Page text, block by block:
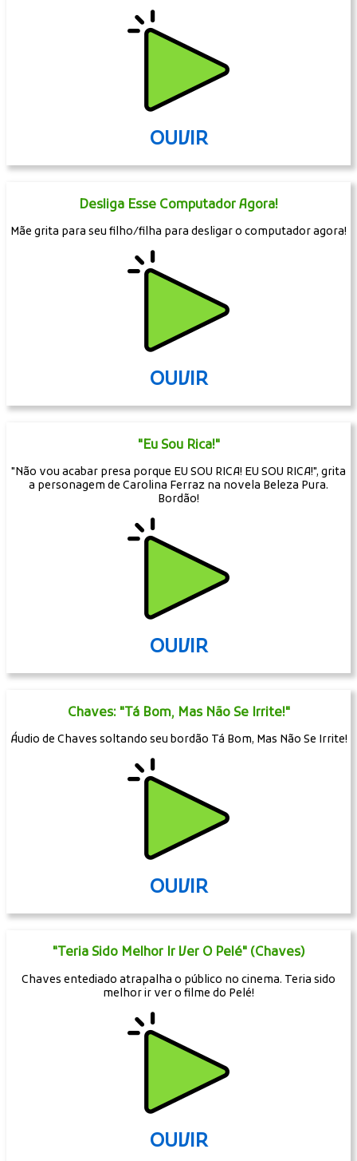
OUVIR
Desliga Esse Computador Agora!
Mãe grita para seu filho/filha para desligar o computador agora!
OUVIR
"Eu Sou Rica!"
"Não vou acabar presa porque EU SOU RICA! EU SOU RICA!", grita
a personagem de Carolina Ferraz na novela Beleza Pura.
Bordão!
OUVIR
Chaves: "Tá Bom, Mas Não Se Irrite!"
Áudio de Chaves soltando seu bordão Tá Bom, Mas Não Se Irrite!
OUVIR
"Teria Sido Melhor Ir Ver O Pelé" (Chaves)
Chaves entediado atrapalha o público no cinema. Teria sido
melhor ir ver o filme do Pelé!
OUVIR